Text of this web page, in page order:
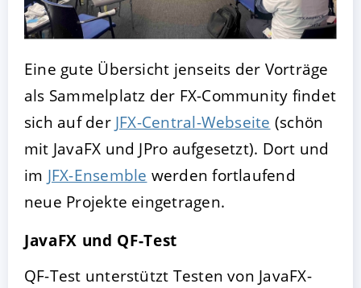
Eine gute Übersicht jenseits der Vorträge
als Sammelplatz der FX-Community findet
sich auf der JFX-Central-Webseite (schön
mit JavaFX und JPro aufgesetzt). Dort und
im JFX-Ensemble werden fortlaufend
neue Projekte eingetragen.
JavaFX und QF-Test
QF-Test unterstützt Testen von JavaFX-